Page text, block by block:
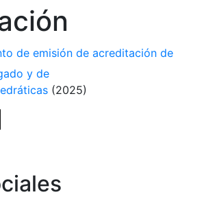
de emisión de acreditación de
y de
(2025)